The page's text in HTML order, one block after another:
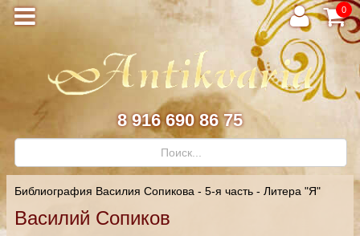
0
8 916 690 86 75
Библиография Василия Сопикова - 5-я часть - Литера "Я"
Василий Сопиков